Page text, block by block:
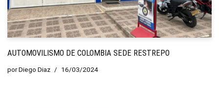
AUTOMOVILISMO DE COLOMBIA SEDE RESTREPO
porDiego Diaz 16/03/2024